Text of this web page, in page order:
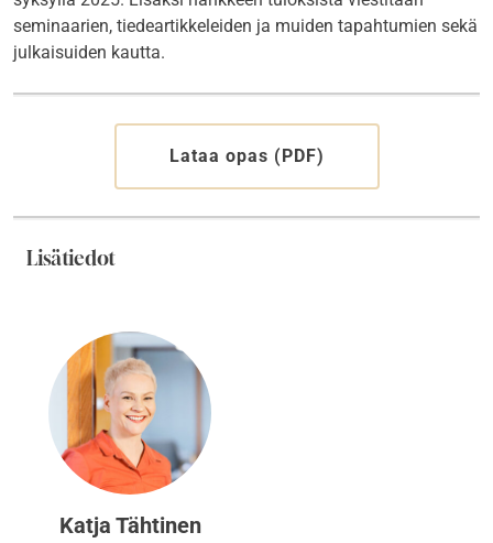
seminaarien, tiedeartikkeleiden ja muiden tapahtumien sekä
julkaisuiden kautta.
Lataa opas (PDF)
Lisätiedot
Katja Tähtinen